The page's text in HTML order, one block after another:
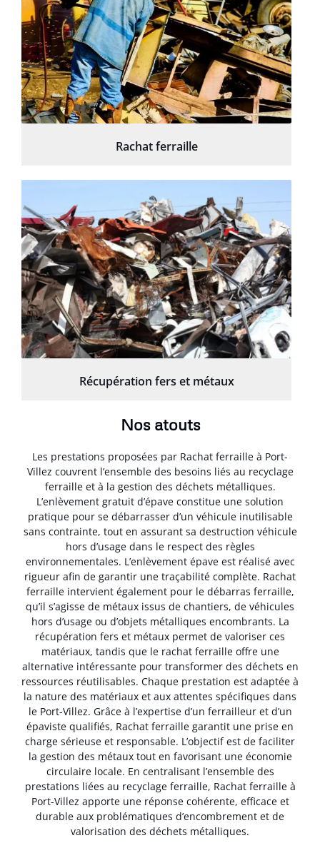
Rachat ferraille
Récupération fers et métaux
Nos atouts
Les prestations proposées par Rachat ferraille à Port-
Villez couvrent l’ensemble des besoins liés au recyclage
ferraille et à la gestion des déchets métalliques.
L’enlèvement gratuit d’épave constitue une solution
pratique pour se débarrasser d’un véhicule inutilisable
sans contrainte, tout en assurant sa destruction véhicule
hors d’usage dans le respect des règles
environnementales. L’enlèvement épave est réalisé avec
rigueur afin de garantir une traçabilité complète. Rachat
ferraille intervient également pour le débarras ferraille,
qu’il s’agisse de métaux issus de chantiers, de véhicules
hors d’usage ou d’objets métalliques encombrants. La
récupération fers et métaux permet de valoriser ces
matériaux, tandis que le rachat ferraille offre une
alternative intéressante pour transformer des déchets en
ressources réutilisables. Chaque prestation est adaptée à
la nature des matériaux et aux attentes spécifiques dans
le Port-Villez. Grâce à l’expertise d’un ferrailleur et d’un
épaviste qualifiés, Rachat ferraille garantit une prise en
charge sérieuse et responsable. L’objectif est de faciliter
la gestion des métaux tout en favorisant une économie
circulaire locale. En centralisant l’ensemble des
prestations liées au recyclage ferraille, Rachat ferraille à
Port-Villez apporte une réponse cohérente, efficace et
durable aux problématiques d’encombrement et de
valorisation des déchets métalliques.